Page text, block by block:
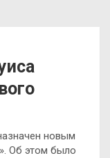
новым
Об этом было